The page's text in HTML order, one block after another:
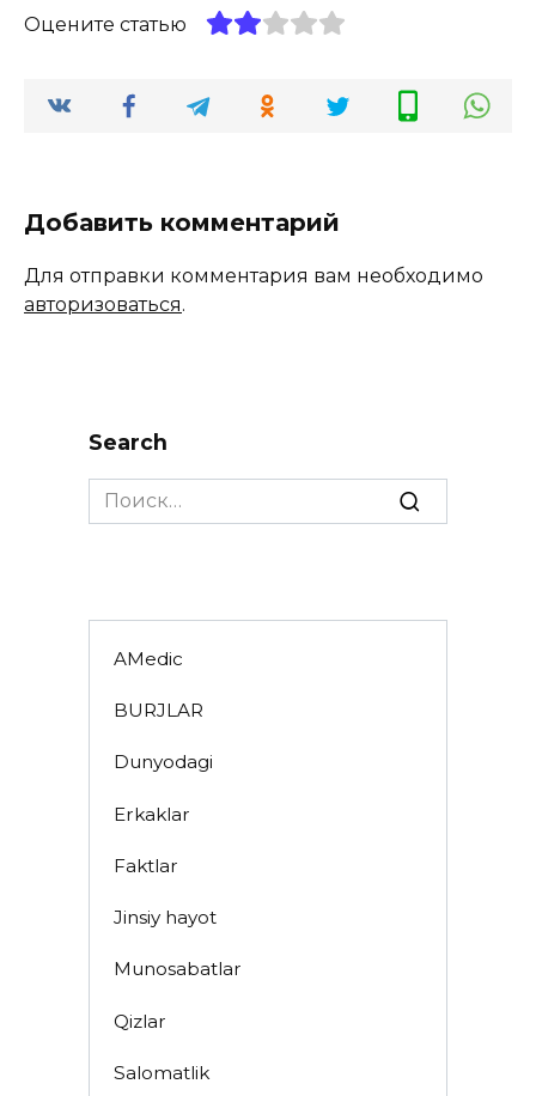
Оцените статью
Добавить комментарий
Для отправки комментария вам необходимо
авторизоваться.
Search
Search
for:
AMedic
BURJLAR
Dunyodagi
Erkaklar
Faktlar
Jinsiy hayot
Munosabatlar
Qizlar
Salomatlik